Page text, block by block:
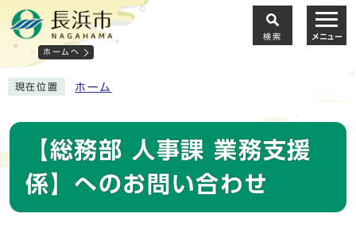
ホームへ
検索 メニュー
現在位置 ホーム
【総務部 人事課 業務支援
係】へのお問い合わせ